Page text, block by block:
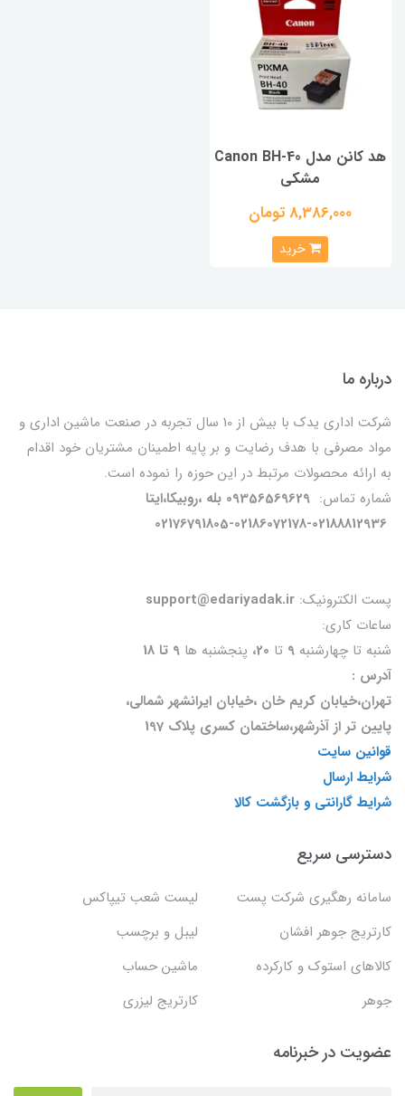
هد کانن مدل Canon BH-40
مشکی
8,386,000 تومان
خرید
درباره ما
شرکت اداری یدک با بیش از 10 سال تجربه در صنعت ماشین اداری و
مواد مصرفی با هدف رضایت و بر پایه اطمینان مشتریان خود اقدام
به ارائه محصولات مرتبط در این حوزه را نموده است.
شماره تماس: 09356569629 بله ،روبیکا،ایتا
02176791805-02186072178-02188812936
پست الکترونیک:
ساعات کاری:
شنبه تا چهارشنبه 9 تا 20، پنجشنبه ها
آدرس :
تهران،خیابان کریم خان ،خیابان ایرانشهر شمالی،
پایین تر از آذرشهر،ساختمان کسری پلاک 197
قوانین سایت
شرایط ارسال
شرایط گارانتی و بازگشت کالا
دسترسی سریع
سامانه رهگیری شرکت پست
لیست شعب تیپاکس
کارتریج جوهر افشان
لیبل و برچسب
کالاهای استوک و کارکرده
ماشین حساب
جوهر
کارتریج لیزری
عضویت در خبرنامه